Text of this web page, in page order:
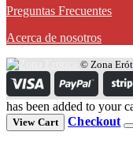
Preguntas Frecuentes
Acerca de nosotros
© Zona
has been added to your
View Cart Checkout